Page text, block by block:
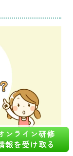
ンライン研修
報を受け取る